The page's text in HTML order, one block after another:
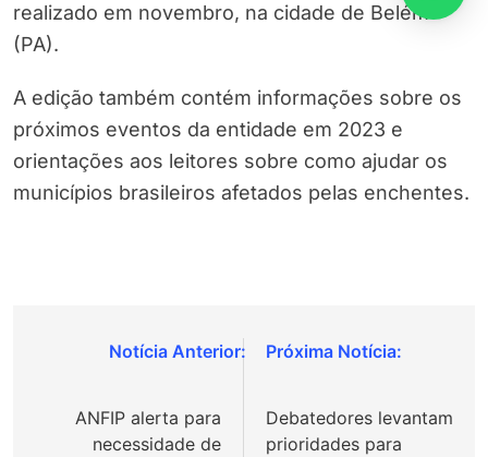
realizado em novembro, na cidade de Belém
(PA).
A edição também contém informações sobre os
próximos eventos da entidade em 2023 e
orientações aos leitores sobre como ajudar os
municípios brasileiros afetados pelas enchentes.
Navegação
Post
ANFIP alerta para
necessidade de
Debatedores levantam
prioridades para